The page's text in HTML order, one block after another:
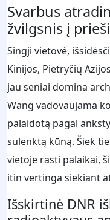
Svarbus
žvilgsnis į
Singji vietovė,
Kinijos, Pietryčių
jau seniai domina
Wang vadovaujama
palaidotą pagal
sulenktą kūną. Šiek
vietoje rasti palaikai,
itin vertinga siekiant
Išskirtinė DNR